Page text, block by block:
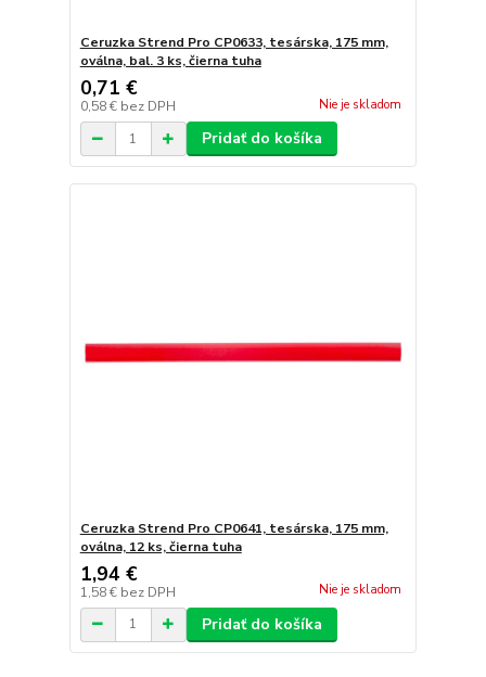
Ceruzka Strend Pro CP0633, tesárska, 175 mm,
oválna, bal. 3 ks, čierna tuha
0,71 €
0,58 € bez DPH Nie je skladom
Pridať do košíka
Ceruzka Strend Pro CP0641, tesárska, 175 mm,
oválna, 12 ks, čierna tuha
1,94 €
1,58 € bez DPH Nie je skladom
Pridať do košíka